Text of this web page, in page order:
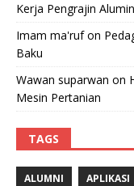
Kerja Pengrajin
Imam ma'rufon
Baku
Wawan suparwan on
Mesin Pertanian
TAGS
ALUMNI APLIKASI